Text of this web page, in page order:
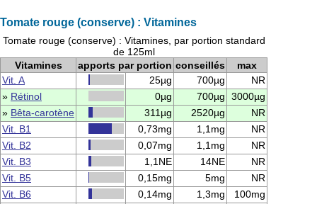
Tomate rouge (conserve) : Vitamines
Tomate rouge (conserve) : Vitamines, par portion standard
de 125ml
Vitamines
apports par portion conseillés
max
Vit. A
25µg 700µg
NR
» Rétinol 0µg 700µg
3000µg
» Bêta-carotène 311µg 2520µg
NR
Vit. B1
0,73mg 1,1mg
NR
Vit. B2
0,07mg 1,1mg
NR
Vit. B3
1,1NE 14NE
NR
Vit. B5
0,15mg 5mg
NR
Vit. B6
0,14mg 1,3mg
100mg